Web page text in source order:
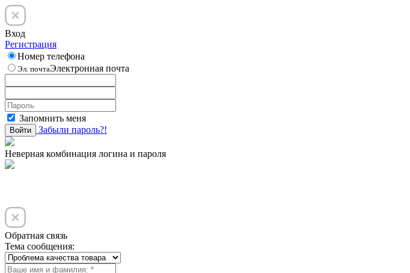
Вход
Регистрация
Номер телефона
Эл. почтаЭлектронная почта
Запомнить меня
Войти Забыли пароль?!
Неверная комбинация логина и пароля
Обратная связь
Тема сообщения: